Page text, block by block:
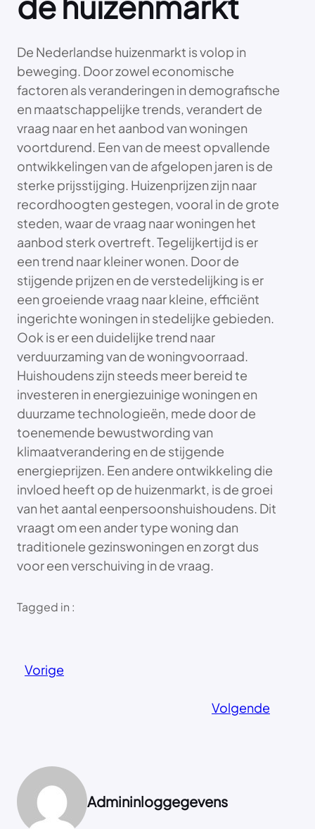
De Nederlandse huizenmarkt is volop in
beweging. Door zowel economische
factoren als veranderingen in demografische
en maatschappelijke trends, verandert de
vraag naar en het aanbod van woningen
voortdurend. Een van de meest opvallende
ontwikkelingen van de afgelopen jaren is de
sterke prijsstijging. Huizenprijzen zijn naar
recordhoogten gestegen, vooral in de grote
steden, waar de vraag naar woningen het
aanbod sterk overtreft. Tegelijkertijd is er
een trend naar kleiner wonen. Door de
stijgende prijzen en de verstedelijking is er
een groeiende vraag naar kleine, efficiënt
ingerichte woningen in stedelijke gebieden.
Ook is er een duidelijke trend naar
verduurzaming van de woningvoorraad.
Huishoudens zijn steeds meer bereid te
investeren in energiezuinige woningen en
duurzame technologieën, mede door de
toenemende bewustwording van
klimaatverandering en de stijgende
energieprijzen. Een andere ontwikkeling die
invloed heeft op de huizenmarkt, is de groei
van het aantal eenpersoonshuishoudens. Dit
vraagt om een ander type woning dan
traditionele gezinswoningen en zorgt dus
voor een verschuiving in de vraag.
Tagged in :
Vorige
Volgende
Admininloggegevens